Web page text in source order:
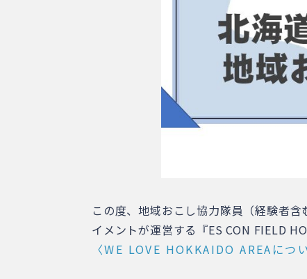
この度、地域おこし協力隊員（経験者
イメントが運営する『ES CON FIELD
〈WE LOVE HOKKAIDO AREAにつ